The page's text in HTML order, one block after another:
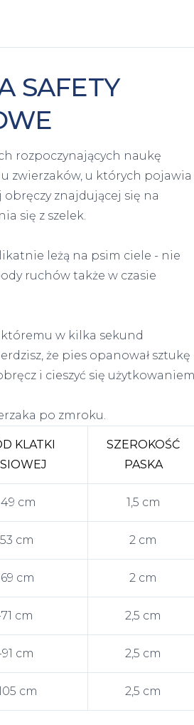
SAFETY
rozpoczynających naukę
zwierzaków, u których pojawia
znajdującej się na
się z szelek.
leżą na psim ciele - nie
ruchów także w czasie
w kilka sekund
że pies opanował sztukę
i cieszyć się użytkowaniem
po zmroku.
KLATKI
SZEROKOŚĆ
PASKA
cm 1,5 cm
cm 2 cm
cm 2 cm
cm 2,5 cm
cm 2,5 cm
cm 2,5 cm